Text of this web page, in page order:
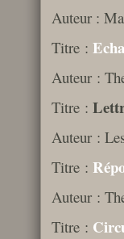
Auteur :
Titre :
Auteur :
Titre :
Auteur :
Titre :
Auteur :
Titre :